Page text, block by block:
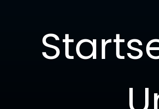
Equalizer >Equalizer-Module>